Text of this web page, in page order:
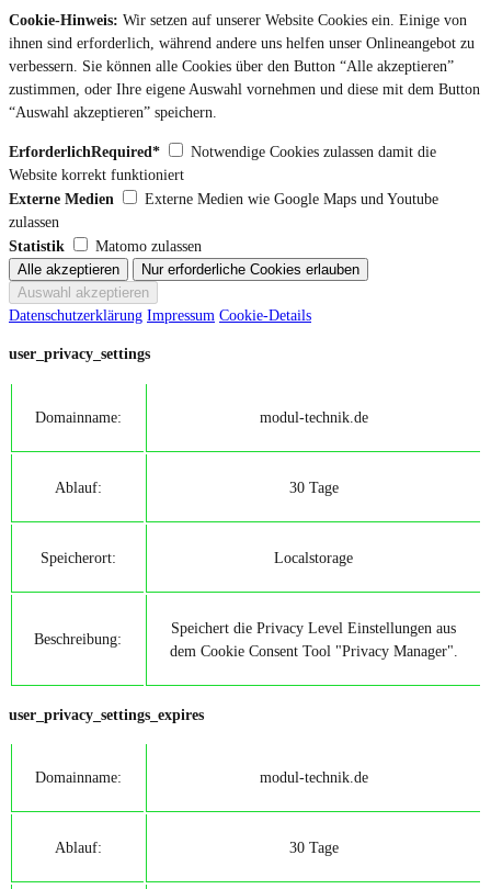
Cookie-Hinweis: Wir setzen auf unserer Website Cookies ein. Einige von
ihnen sind erforderlich, während andere uns helfen unser Onlineangebot zu
verbessern. Sie können alle Cookies über den Button “Alle akzeptieren”
zustimmen, oder Ihre eigene Auswahl vornehmen und diese mit dem Button
“Auswahl akzeptieren” speichern.
ErforderlichRequired*
Notwendige Cookies zulassen damit die
Website korrekt funktioniert
Externe Medien
Externe Medien wie Google Maps und Youtube
zulassen
Statistik
Matomo zulassen
Datenschutzerklärung Impressum Cookie-Details
user_privacy_settings
Domainname: modul-technik.de
Ablauf: 30 Tage
Speicherort: Localstorage
Beschreibung:
Speichert die Privacy Level Einstellungen aus
dem Cookie Consent Tool "Privacy Manager".
user_privacy_settings_expires
Domainname: modul-technik.de
Ablauf: 30 Tage